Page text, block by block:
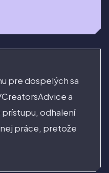
pre dospelých sa
a
odhalení
práce, pretože